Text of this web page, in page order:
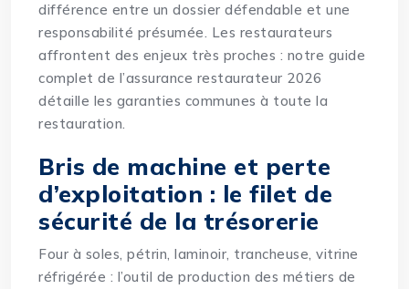
différence entre un dossier défendable et une
responsabilité présumée. Les restaurateurs
affrontent des enjeux très proches : notre guide
complet de l’assurance restaurateur 2026
détaille les garanties communes à toute la
restauration.
Bris de machine et perte
d’exploitation : le filet de
sécurité de la trésorerie
Four à soles, pétrin, laminoir, trancheuse, vitrine
réfrigérée : l’outil de production des métiers de